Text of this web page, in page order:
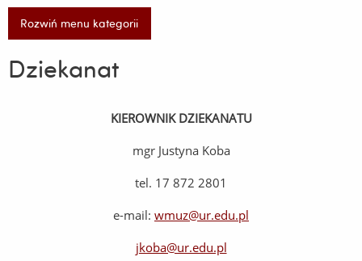
Rozwiń menu kategorii
Dziekanat
KIEROWNIK DZIEKANATU
mgr Justyna Koba
tel. 17 872 2801
e-mail: wmuz@ur.edu.pl
jkoba@ur.edu.pl